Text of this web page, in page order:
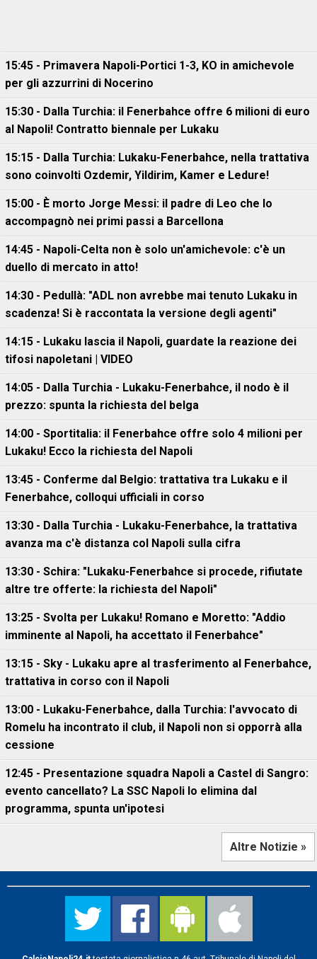
15:45 - Primavera Napoli-Portici 1-3, KO in amichevole
per gli azzurrini di Nocerino
15:30 - Dalla Turchia: il Fenerbahce offre 6 milioni di euro
al Napoli! Contratto biennale per Lukaku
15:15 - Dalla Turchia: Lukaku-Fenerbahce, nella trattativa
sono coinvolti Ozdemir, Yildirim, Kamer e Ledure!
15:00 - È morto Jorge Messi: il padre di Leo che lo
accompagnò nei primi passi a Barcellona
14:45 - Napoli-Celta non è solo un'amichevole: c'è un
duello di mercato in atto!
14:30 - Pedullà: "ADL non avrebbe mai tenuto Lukaku in
scadenza! Si è raccontata la versione degli agenti"
14:15 - Lukaku lascia il Napoli, guardate la reazione dei
tifosi napoletani | VIDEO
14:05 - Dalla Turchia - Lukaku-Fenerbahce, il nodo è il
prezzo: spunta la richiesta del belga
14:00 - Sportitalia: il Fenerbahce offre solo 4 milioni per
Lukaku! Ecco la richiesta del Napoli
13:45 - Conferme dal Belgio: trattativa tra Lukaku e il
Fenerbahce, colloqui ufficiali in corso
13:30 - Dalla Turchia - Lukaku-Fenerbahce, la trattativa
avanza ma c'è distanza col Napoli sulla cifra
13:30 - Schira: "Lukaku-Fenerbahce si procede, rifiutate
altre tre offerte: la richiesta del Napoli"
13:25 - Svolta per Lukaku! Romano e Moretto: "Addio
imminente al Napoli, ha accettato il Fenerbahce"
13:15 - Sky - Lukaku apre al trasferimento al Fenerbahce,
trattativa in corso con il Napoli
13:00 - Lukaku-Fenerbahce, dalla Turchia: l'avvocato di
Romelu ha incontrato il club, il Napoli non si opporrà alla
cessione
12:45 - Presentazione squadra Napoli a Castel di Sangro:
evento cancellato? La SSC Napoli lo elimina dal
programma, spunta un'ipotesi
Altre Notizie »